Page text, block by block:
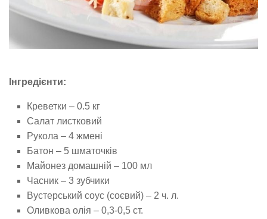
Інгредієнти:
Креветки – 0.5 кг
Салат листковий
Рукола – 4 жмені
Батон – 5 шматочків
Майонез домашній – 100 мл
Часник – 3 зубчики
Вустерський соус (соєвий) – 2 ч. л.
Оливкова олія – 0,3-0,5 ст.